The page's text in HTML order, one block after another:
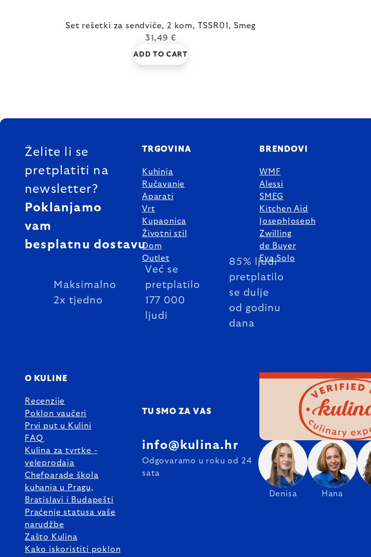
Set rešetki za sendviče, 2 kom, TSSR01, Smeg
31,49 €
ADD TO CART
FOOTER
Želite li se
pretplatiti na
newsletter?
Poklanjamo
vam
besplatnu dostavu
Maksimalno
2x tjedno
Već se
pretplatilo
177 000
ljudi
85% ljudi
pretplatilo
se dulje
od godinu
dana
TRGOVINA
Kuhinja
Ručavanje
Aparati
Vrt
Kupaonica
Životni stil
Dom
Outlet
BRENDOVI
WMF
Alessi
SMEG
Kitchen Aid
JosephJoseph
Zwilling
de Buyer
Eva Solo
O KULINE
Recenzije
Poklon vaučeri
Prvi put u Kulini
FAQ
Kulina za tvrtke -
veleprodaja
Chefparade škola
kuhanja u Pragu,
Bratislavi i Budapešti
Praćenje statusa vaše
narudžbe
Zašto Kulina
Kako iskoristiti poklon
TU SMO ZA VAS
Denisa Hana
info@kulina.hr
Odgovaramo u roku od 24
sata